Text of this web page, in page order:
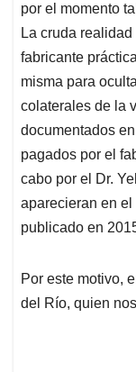
por el momento
La cruda
fabricante
misma para
colaterales de la
documentados
pagados por el
cabo por el Dr.
aparecieran en el
publicado en
Por este motivo,
del Río, quien